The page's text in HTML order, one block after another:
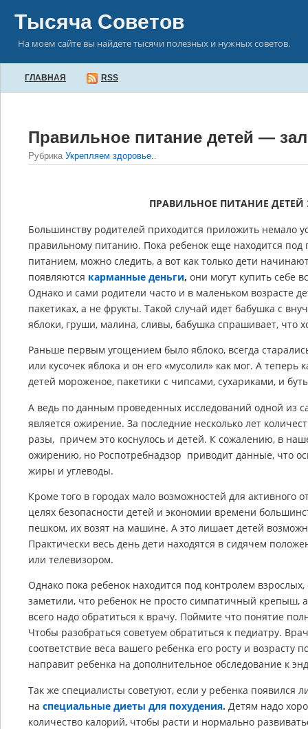
Тысяча Советов
На моем сайте вы найдете тысячи полезных и нужных советов.
ГЛАВНАЯ RSS
Правильное питание детей —
Рубрика Укрепляем здоровье..
ПРАВИЛЬНОЕ ПИТАНИЕ ДЕТЕЙ
Большинству родителей приходится приложить немало
правильному питанию. Пока ребенок еще находится под
питанием, можно следить, а вот как только дети
появляются карманные деньги, они могут купить себе
Однако и сами родители часто и в маленьком возрасте
пакетиках, а не фрукты. Такой случай идет бабушка с
яблоки, груши, малина, сливы, бабушка спрашивает, что
Раньше первым угощением было яблоко, всегда
или кусочек яблока и он его «мусолил» как мог. А теперь
детей мороженое, пакетики с чипсами, сухариками, и
А ведь по данным проведенных исследований одной из
является ожирение. За последние несколько лет
разы, причем это коснулось и детей. К сожалению, в
ожирению, но Роспотребнадзор приводит данные, что
жиры и углеводы.
Кроме того в городах мало возможностей для активного
целях безопасности детей и экономии времени
пешком, их возят на машине. А это лишает детей
Практически весь день дети находятся в сидячем
или телевизором.
Однако пока ребенок находится под контролем
заметили, что ребенок не просто симпатичный крепыш,
всего надо обратиться к врачу. Поймите что понятие
Чтобы разобраться советуем обратиться к педиатру.
соответствие веса вашего ребенка его росту и возрасту
направит ребенка на дополнительное обследование к
Так же специалисты советуют, если у ребенка появился
на специальные диеты для похудения. Детям надо
количество калорий, чтобы расти и нормально